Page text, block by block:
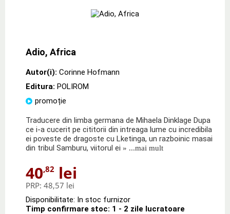
Adio, Africa
Autor(i): Corinne Hofmann
Editura: POLIROM
promoție
Traducere din limba germana de Mihaela Dinklage Dupa
ce i-a cucerit pe cititorii din intreaga lume cu incredibila
ei poveste de dragoste cu Lketinga, un razboinic masai
din tribul Samburu, viitorul ei » ...mai mult
40,82 lei
PRP: 48,57 lei
Disponibilitate: In stoc furnizor
Timp confirmare stoc: 1 - 2 zile lucratoare